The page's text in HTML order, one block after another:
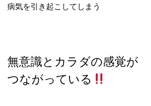
病気を引き起こしてしまう
無意識とカラダの感覚が
つながっている